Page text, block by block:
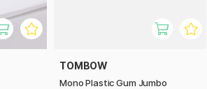
TOMBOW
Mono Plastic Gum Jumbo